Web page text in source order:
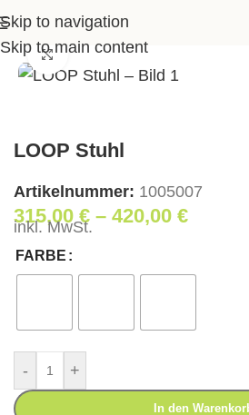
Skip to navigation
Skip to main content
Startseite>Shop>
Klick zum Vergrößern
LOOP Stuhl
Artikelnummer: 1005007
315,00€ – 420,00 €
inkl. MwSt.
FARBE
- +
In den